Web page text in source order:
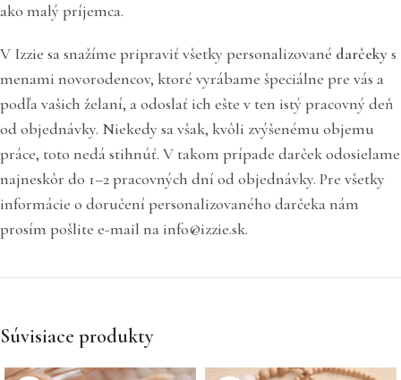
ako malý príjemca.
V Izzie sa snažíme pripraviť všetky personalizované darčekys
menami novorodencov, ktoré vyrábame špeciálne pre vás a
podľa vašich želaní, a odoslať ich ešte v ten istý pracovný deň
od objednávky. Niekedy sa však, kvôli zvýšenému objemu
práce, toto nedá stihnúť. V takom prípade darček odosielame
najneskôr do 1–2 pracovných dní od objednávky. Pre všetky
informácie o doručení personalizovaného darčeka nám
prosím pošlite e-mail na info@izzie.sk.
Súvisiace produkty